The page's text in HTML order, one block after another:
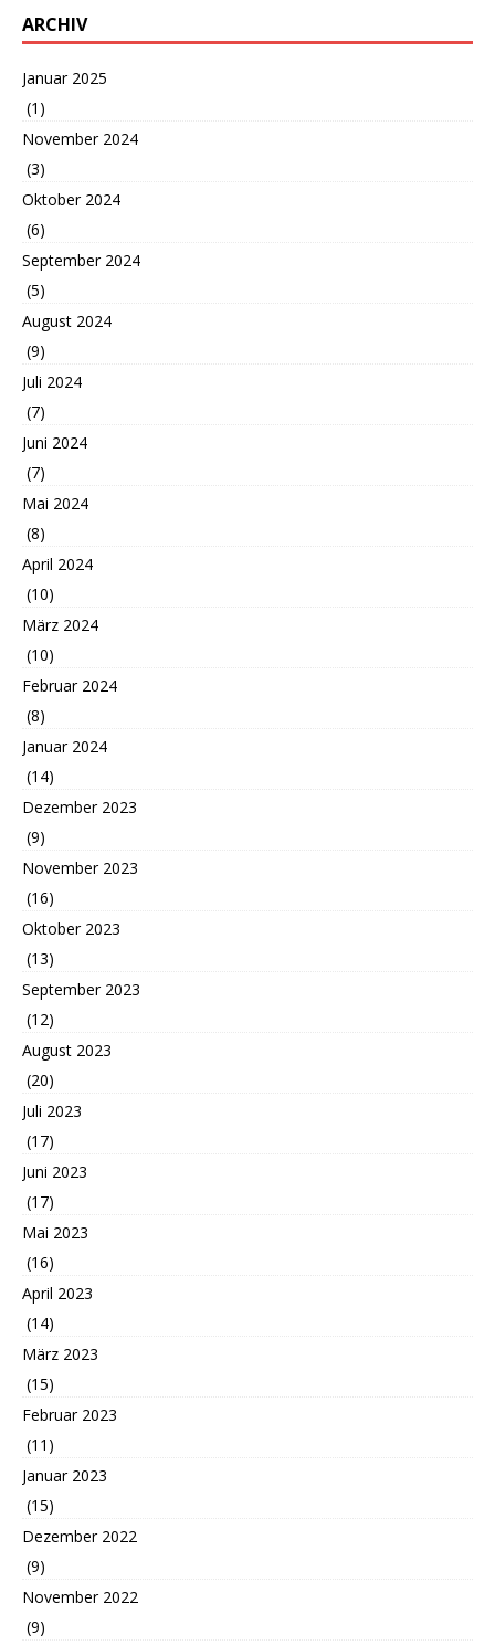
ARCHIV
Januar 2025
(1)
November 2024
(3)
Oktober 2024
(6)
September 2024
(5)
August 2024
(9)
Juli 2024
(7)
Juni 2024
(7)
Mai 2024
(8)
April 2024
(10)
März 2024
(10)
Februar 2024
(8)
Januar 2024
(14)
Dezember 2023
(9)
November 2023
(16)
Oktober 2023
(13)
September 2023
(12)
August 2023
(20)
Juli 2023
(17)
Juni 2023
(17)
Mai 2023
(16)
April 2023
(14)
März 2023
(15)
Februar 2023
(11)
Januar 2023
(15)
Dezember 2022
(9)
November 2022
(9)